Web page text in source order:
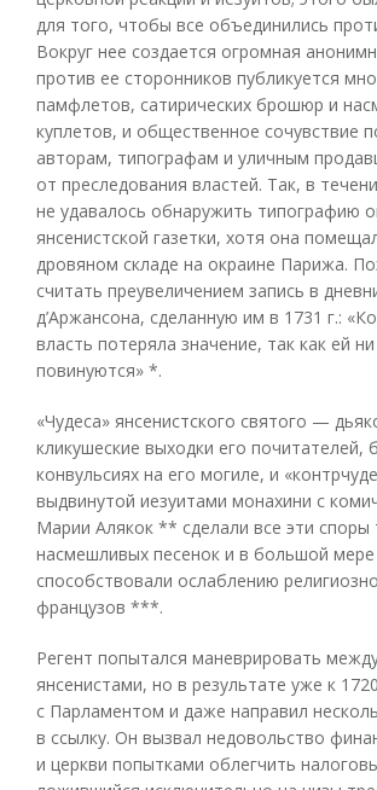
для того, чтобы все объединились
Вокруг нее создается огромная
против ее сторонников публикуется
памфлетов, сатирических брошюр и
куплетов, и общественное сочувствие
авторам, типографам и уличным
от преследования властей. Так, в
не удавалось обнаружить типографию
янсенистской газетки, хотя она
дровяном складе на окраине Парижа.
считать преувеличением запись в
д’Аржансона, сделанную им в 1731 г.:
власть потеряла значение, так как ей
повинуются» *.
«Чудеса» янсенистского святого —
кликушеские выходки его почитателей,
конвульсиях на его могиле, и
выдвинутой иезуитами монахини с
Марии Алякок ** сделали все эти споры
насмешливых песенок и в большой мере
способствовали ослаблению
французов ***.
Регент попытался маневрировать
янсенистами, но в результате уже к
с Парламентом и даже направил
в ссылку. Он вызвал недовольство
и церкви попытками облегчить